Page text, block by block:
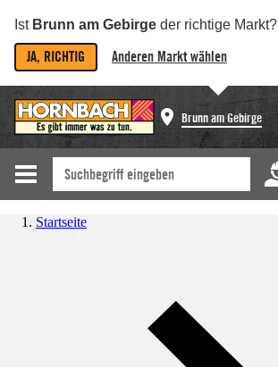
Ist Brunn am Gebirge der richtige Markt?
JA, RICHTIG Anderen Markt wählen
Brunn am Gebirge
Startseite